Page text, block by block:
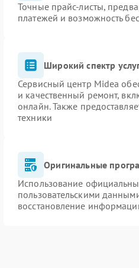
Точные прайс-листы,
платежей и возможность
Широкий спектр
Сервисный центр Midea
и качественный ремонт,
онлайн. Также
техники
Оригинальные
Использование
пользовательскими
восстановление